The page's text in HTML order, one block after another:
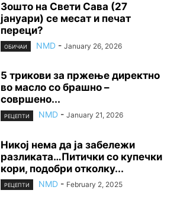
Зошто на Свети Сава (27
јануари) се месат и печат
переци?
ОБИЧАИ NMD - January 26, 2026
5 трикови за пржење директно
во масло со брашно –
совршено...
РЕЦЕПТИ NMD - January 21, 2026
Никој нема да ја забележи
разликата…Питички со купечки
кори, подобри отколку...
РЕЦЕПТИ NMD - February 2, 2025